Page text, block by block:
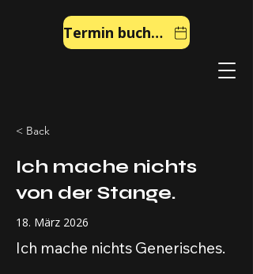
Termin buchen
< Back
Ich mache nichts
von der Stange.
18. März 2026
Ich mache nichts Generisches.